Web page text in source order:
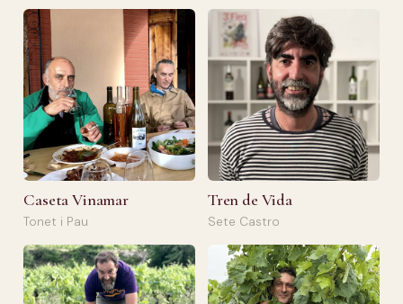
Caseta Vinamar
Tonet i Pau
Tren de Vida
Sete Castro